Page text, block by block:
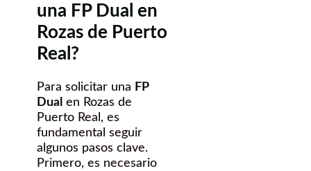
una FP Dual en
Rozas de Puerto
Real?
Para solicitar una FP
Dual en Rozas de
Puerto Real, es
fundamental seguir
algunos pasos clave.
Primero, es necesario